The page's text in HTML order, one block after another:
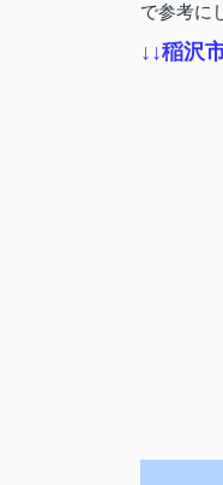
で参考に
↓ ↓稲沢